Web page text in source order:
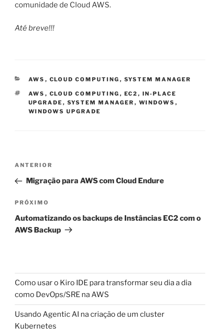
comunidade de Cloud AWS.
Até breve!!!
CATEGORIAS
AWS , CLOUD COMPUTING , SYSTEM MANAGER
TAGS
AWS , CLOUD COMPUTING , EC2 , IN-PLACE
UPGRADE , SYSTEM MANAGER , WINDOWS ,
WINDOWS UPGRADE
Navegação
Post
Post
anterior
ANTERIOR
Migração para AWS com Cloud Endure
Próximo
post
PRÓXIMO
Automatizando os backups de Instâncias EC2 com o
AWS Backup
Como usar o Kiro IDE para transformar seu dia a dia
como DevOps/SRE na AWS
Usando Agentic AI na criação de um cluster
Kubernetes